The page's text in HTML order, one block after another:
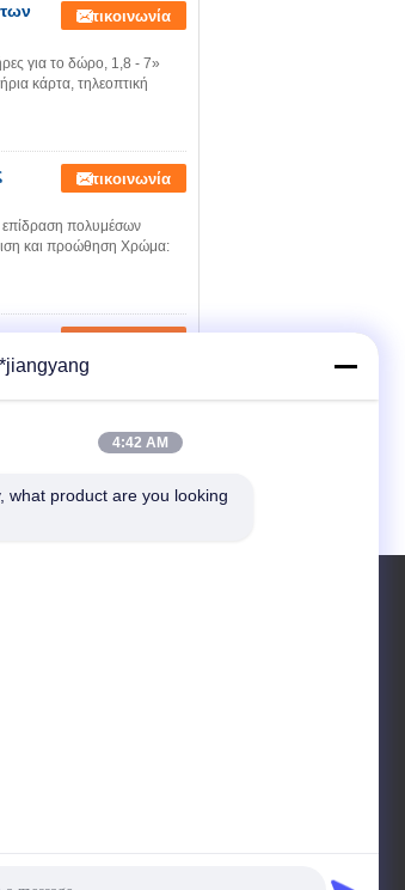
Επικοινωνία
για το δώρο, 1,8 - 7»
κάρτα, τηλεοπτική
Επικοινωνία
επίδραση πολυμέσων
και προώθηση Χρώμα:
ομιλητής
τη μουσική ή τις
4:42 AM
what product are you looking